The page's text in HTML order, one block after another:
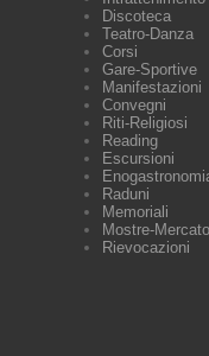
Discoteca
Teatro-Danza
Corsi
Gare-Sportive
Manifestazioni
Convegni
Riti-Religiosi
Reading
Escursioni
Raduni
Memoriali
Mostre-Mercato
Rievocazioni